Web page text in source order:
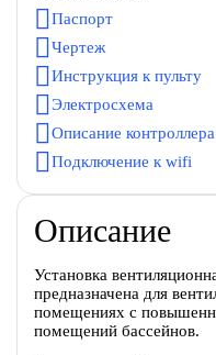
Паспорт
Чертеж
Инструкция к пульту
Электросхема
Описание контроллера
Подключение к wifi
Описание
Установка
предназначена для
помещениях с
помещений бассейнов.